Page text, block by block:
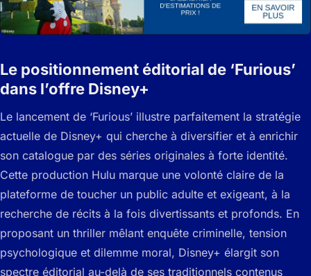
Le positionnement éditorial de ‘Furious’
dans l’offre Disney+
Le lancement de ‘Furious’ illustre parfaitement la stratégie
actuelle de Disney+ qui cherche à diversifier et à enrichir
son catalogue par des séries originales à forte identité.
Cette production Hulu marque une volonté claire de la
plateforme de toucher un public adulte et exigeant, à la
recherche de récits à la fois divertissants et profonds. En
proposant un thriller mêlant enquête criminelle, tension
psychologique et dilemme moral, Disney+ élargit son
spectre éditorial au-delà de ses traditionnels contenus